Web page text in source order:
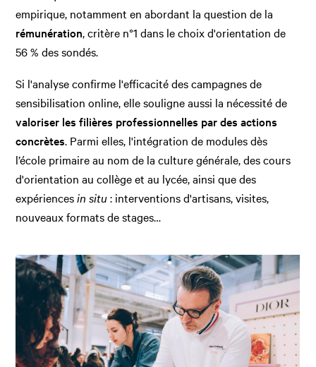
empirique, notamment en abordant la question de la
rémunération, critère n°1 dans le choix d'orientation de
56 % des sondés.
Si l'analyse confirme l'efficacité des campagnes de
sensibilisation online, elle souligne aussi la nécessité de
valoriser les filières professionnelles par des actions
concrètes. Parmi elles, l'intégration de modules dès
l’école primaire au nom de la culture générale, des cours
d'orientation au collège et au lycée, ainsi que des
expériencesin situ: interventions d'artisans, visites,
nouveaux formats de stages…